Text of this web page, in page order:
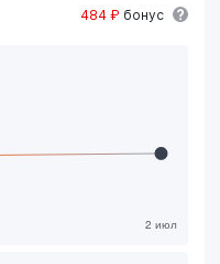
484 ₽ бонус